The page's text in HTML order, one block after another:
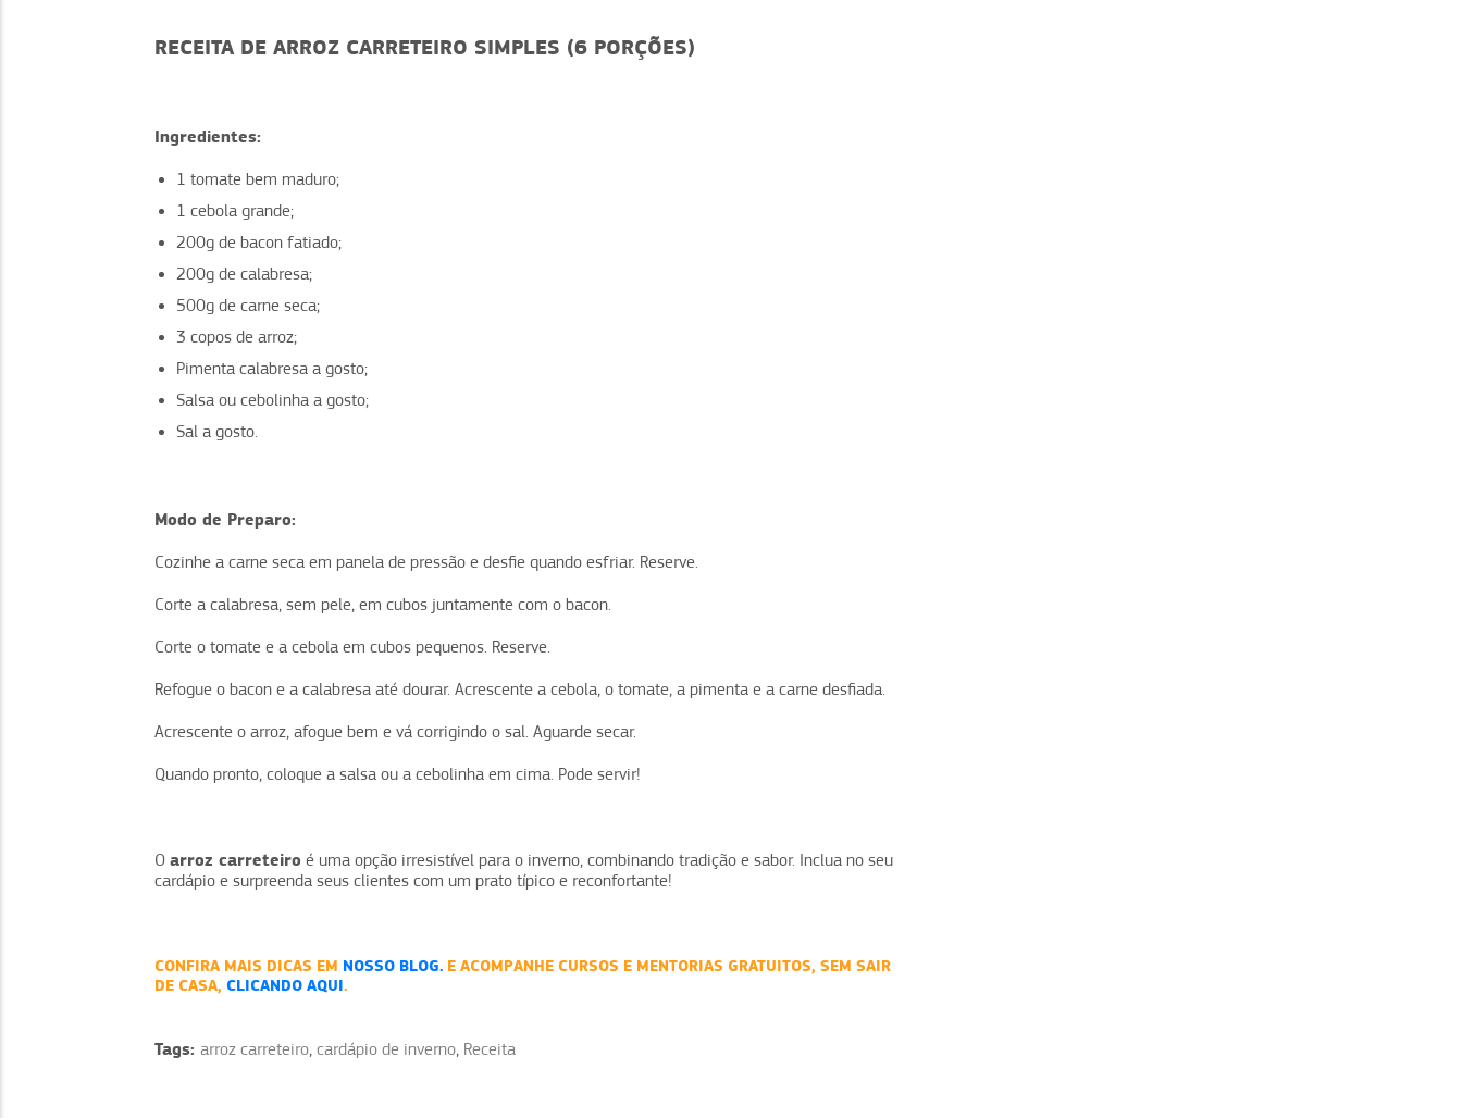
RECEITA DE ARROZ CARRETEIRO SIMPLES (6 PORÇÕES)
Ingredientes:
1 tomate bem maduro;
1 cebola grande;
200g de bacon fatiado;
200g de calabresa;
500g de carne seca;
3 copos de arroz;
Pimenta calabresa a gosto;
Salsa ou cebolinha a gosto;
Sal a gosto.
Modo de Preparo:
Cozinhe a carne seca em panela de pressão e desfie quando esfriar. Reserve.
Corte a calabresa, sem pele, em cubos juntamente com o bacon.
Corte o tomate e a cebola em cubos pequenos. Reserve.
Refogue o bacon e a calabresa até dourar. Acrescente a cebola, o tomate, a pimenta e a carne desfiada.
Acrescente o arroz, afogue bem e vá corrigindo o sal. Aguarde secar.
Quando pronto, coloque a salsa ou a cebolinha em cima. Pode servir!
O arroz carreteiro é uma opção irresistível para o inverno, combinando tradição e sabor. Inclua no seu
cardápio e surpreenda seus clientes com um prato típico e reconfortante!
CONFIRA MAIS DICAS EM NOSSO BLOG. E ACOMPANHE CURSOS E MENTORIAS GRATUITOS, SEM SAIR
DE CASA, CLICANDO AQUI.
Tags: arroz carreteiro, cardápio de inverno, Receita